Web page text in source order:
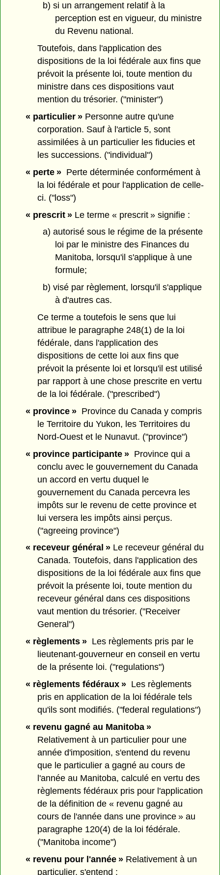
b) si un arrangement relatif à la
perception est en vigueur, du ministre
du Revenu national.
Toutefois, dans l'application des
dispositions de la loi fédérale aux fins que
prévoit la présente loi, toute mention du
ministre dans ces dispositions vaut
mention du trésorier. ("minister")
« particulier »Personne autre qu'une
corporation. Sauf à l'article 5, sont
assimilées à un particulier les fiducies et
les successions. ("individual")
« perte »Perte déterminée conformément à
la loi fédérale et pour l'application de celle-
ci. ("loss")
« prescrit » Le terme « prescrit » signifie :
a) autorisé sous le régime de la présente
loi par le ministre des Finances du
Manitoba, lorsqu'il s'applique à une
formule;
b) visé par règlement, lorsqu'il s'applique
à d'autres cas.
Ce terme a toutefois le sens que lui
attribue le paragraphe 248(1) de la loi
fédérale, dans l'application des
dispositions de cette loi aux fins que
prévoit la présente loi et lorsqu'il est utilisé
par rapport à une chose prescrite en vertu
de la loi fédérale. ("prescribed")
« province »Province du Canada y compris
le Territoire du Yukon, les Territoires du
Nord-Ouest et le Nunavut. ("province")
« province participante »Province qui a
conclu avec le gouvernement du Canada
un accord en vertu duquel le
gouvernement du Canada percevra les
impôts sur le revenu de cette province et
lui versera les impôts ainsi perçus.
("agreeing province")
« receveur général » Le receveur général du
Canada. Toutefois, dans l'application des
dispositions de la loi fédérale aux fins que
prévoit la présente loi, toute mention du
receveur général dans ces dispositions
vaut mention du trésorier. ("Receiver
General")
« règlements »Les règlements pris par le
lieutenant-gouverneur en conseil en vertu
de la présente loi. ("regulations")
« règlements fédéraux »Les règlements
pris en application de la loi fédérale tels
qu'ils sont modifiés. ("federal regulations")
« revenu gagné au Manitoba »
Relativement à un particulier pour une
année d'imposition, s'entend du revenu
que le particulier a gagné au cours de
l'année au Manitoba, calculé en vertu des
règlements fédéraux pris pour l'application
de la définition de « revenu gagné au
cours de l'année dans une province » au
paragraphe 120(4) de la loi fédérale.
("Manitoba income")
« revenu pour l'année »Relativement à un
particulier, s'entend :